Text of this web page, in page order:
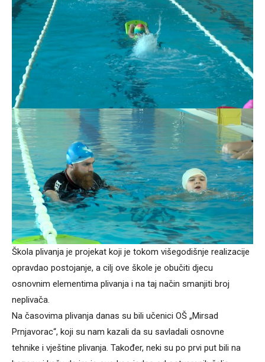
Škola plivanja je projekat koji je tokom višegodišnje realizacije
opravdao postojanje, a cilj ove škole je obučiti djecu
osnovnim elementima plivanja i na taj način smanjiti broj
neplivača.
Na časovima plivanja danas su bili učenici OŠ „Mirsad
Prnjavorac“, koji su nam kazali da su savladali osnovne
tehnike i vještine plivanja. Također, neki su po prvi put bili na